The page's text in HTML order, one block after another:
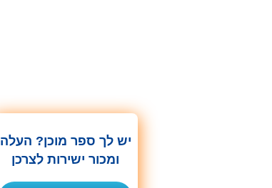
יש לך ספר מוכן? העלה
ומכור ישירות לצרכן